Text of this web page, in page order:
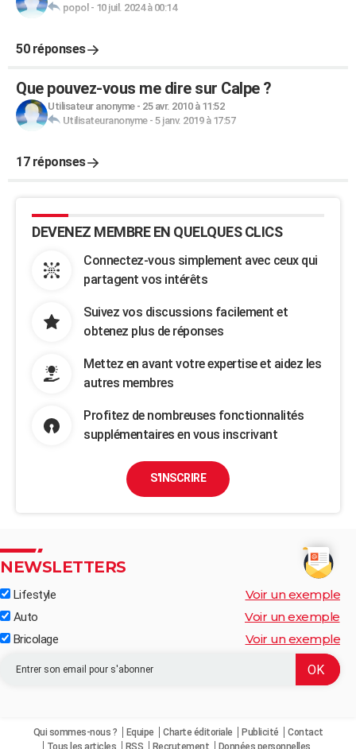
popol - 10 juil. 2024 à 00:14
50 réponses
Que pouvez-vous me dire sur Calpe ?
Utilisateur anonyme- 25 avr. 2010 à 11:52
Utilisateuranonyme- 5 janv. 2019 à 17:57
17 réponses
DEVENEZ MEMBRE EN QUELQUES CLICS
Connectez-vous simplement avec ceux qui
partagent vos intérêts
Suivez vos discussions facilement et
obtenez plus de réponses
Mettez en avant votre expertise et aidez les
autres membres
Profitez de nombreuses fonctionnalités
supplémentaires en vous inscrivant
S'INSCRIRE
NEWSLETTERS
Lifestyle Voir un exemple
Auto Voir un exemple
Bricolage Voir un exemple
Qui sommes-nous ? Equipe Charte éditoriale Publicité
Contact
Tous les articles
RSS Recrutement Données personnelles